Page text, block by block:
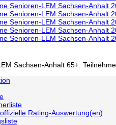
Senioren-LEM Sachsen-Anhalt
Senioren-LEM Sachsen-Anhalt
Senioren-LEM Sachsen-Anhalt
Senioren-LEM Sachsen-Anhalt
Senioren-LEM Sachsen-Anhalt
Sachsen-Anhalt 65+:
Rating-Auswertung(en)